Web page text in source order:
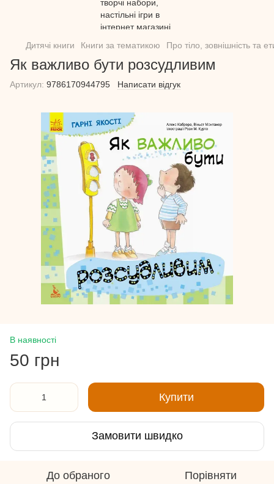
Дитячі книги Книги за тематикою Про тіло, зовнішність та
Як важливо бути розсудливим
Артикул: 9786170944795 Написати відгук
В наявності
50 грн
Купити
Замовити швидко
До обраного Порівняти